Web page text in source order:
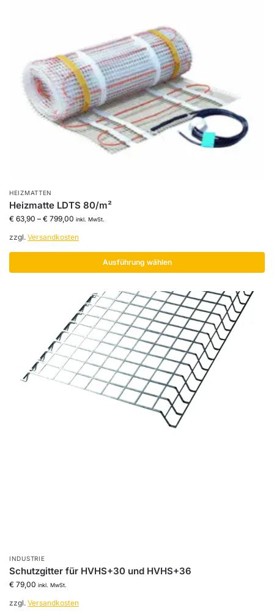
HEIZMATTEN
Heizmatte LDTS 80/m²
€ 63,90 – € 799,00 inkl. MwSt.
zzgl. Versandkosten
Ausführung wählen
INDUSTRIE
Schutzgitter für HVHS+30 und HVHS+36
€ 79,00 inkl. MwSt.
zzgl. Versandkosten